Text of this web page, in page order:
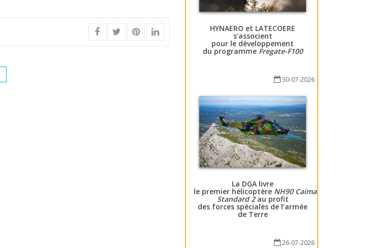
HYNAERO et LATECOERE
s’associent
pour le développement
du programme Fregate-F100
30-07-2026
La DGA livre
le premier hélicoptère NH90 Caïman
Standard 2au profit
des forces spéciales de l’armée
de Terre
26-07-2026